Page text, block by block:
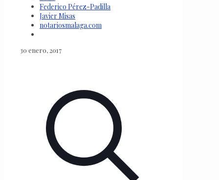
Federico Pérez-Padilla
Javier Misas
notariosmalaga.com
30 enero, 2017